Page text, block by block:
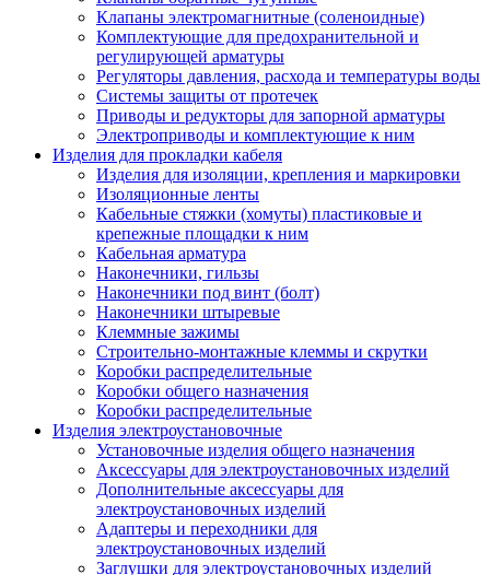
Клапаны электромагнитные (соленоидные)
Комплектующие для предохранительной и
регулирующей арматуры
Регуляторы давления, расхода и температуры воды
Системы защиты от протечек
Приводы и редукторы для запорной арматуры
Электроприводы и комплектующие к ним
Изделия для прокладки кабеля
Изделия для изоляции, крепления и маркировки
Изоляционные ленты
Кабельные стяжки (хомуты) пластиковые и
крепежные площадки к ним
Кабельная арматура
Наконечники, гильзы
Наконечники под винт (болт)
Наконечники штыревые
Клеммные зажимы
Строительно-монтажные клеммы и скрутки
Коробки распределительные
Коробки общего назначения
Коробки распределительные
Изделия электроустановочные
Установочные изделия общего назначения
Аксессуары для электроустановочных изделий
Дополнительные аксессуары для
электроустановочных изделий
Адаптеры и переходники для
электроустановочных изделий
Заглушки для электроустановочных изделий